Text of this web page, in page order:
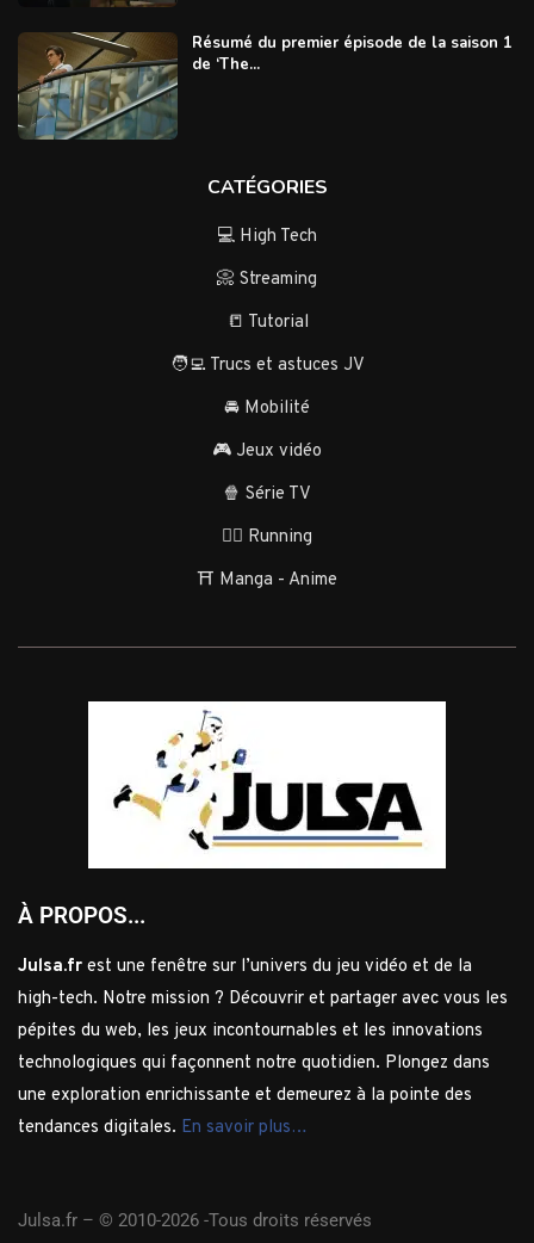
Résumé du premier épisode de la saison 1
de ‘The...
CATÉGORIES
💻 High Tech
📀 Streaming
📒 Tutorial
🧑‍💻 Trucs et astuces JV
🚘 Mobilité
🎮 Jeux vidéo
🍿 Série TV
🏃‍♂️ Running
⛩️ Manga - Anime
À PROPOS...
Julsa.fr est une fenêtre sur l’univers du jeu vidéo et de la
high-tech. Notre mission ? Découvrir et partager avec vous les
pépites du web, les jeux incontournables et les innovations
technologiques qui façonnent notre quotidien. Plongez dans
une exploration enrichissante et demeurez à la pointe des
tendances digitales. En savoir plus…
Julsa.fr – © 2010-2026 -Tous droits réservés